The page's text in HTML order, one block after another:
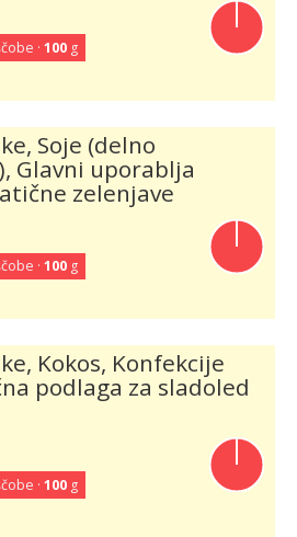
· 100g
Soje (delno
Glavni uporablja
zelenjave
· 100g
Kokos, Konfekcije
podlaga za sladoled
· 100g